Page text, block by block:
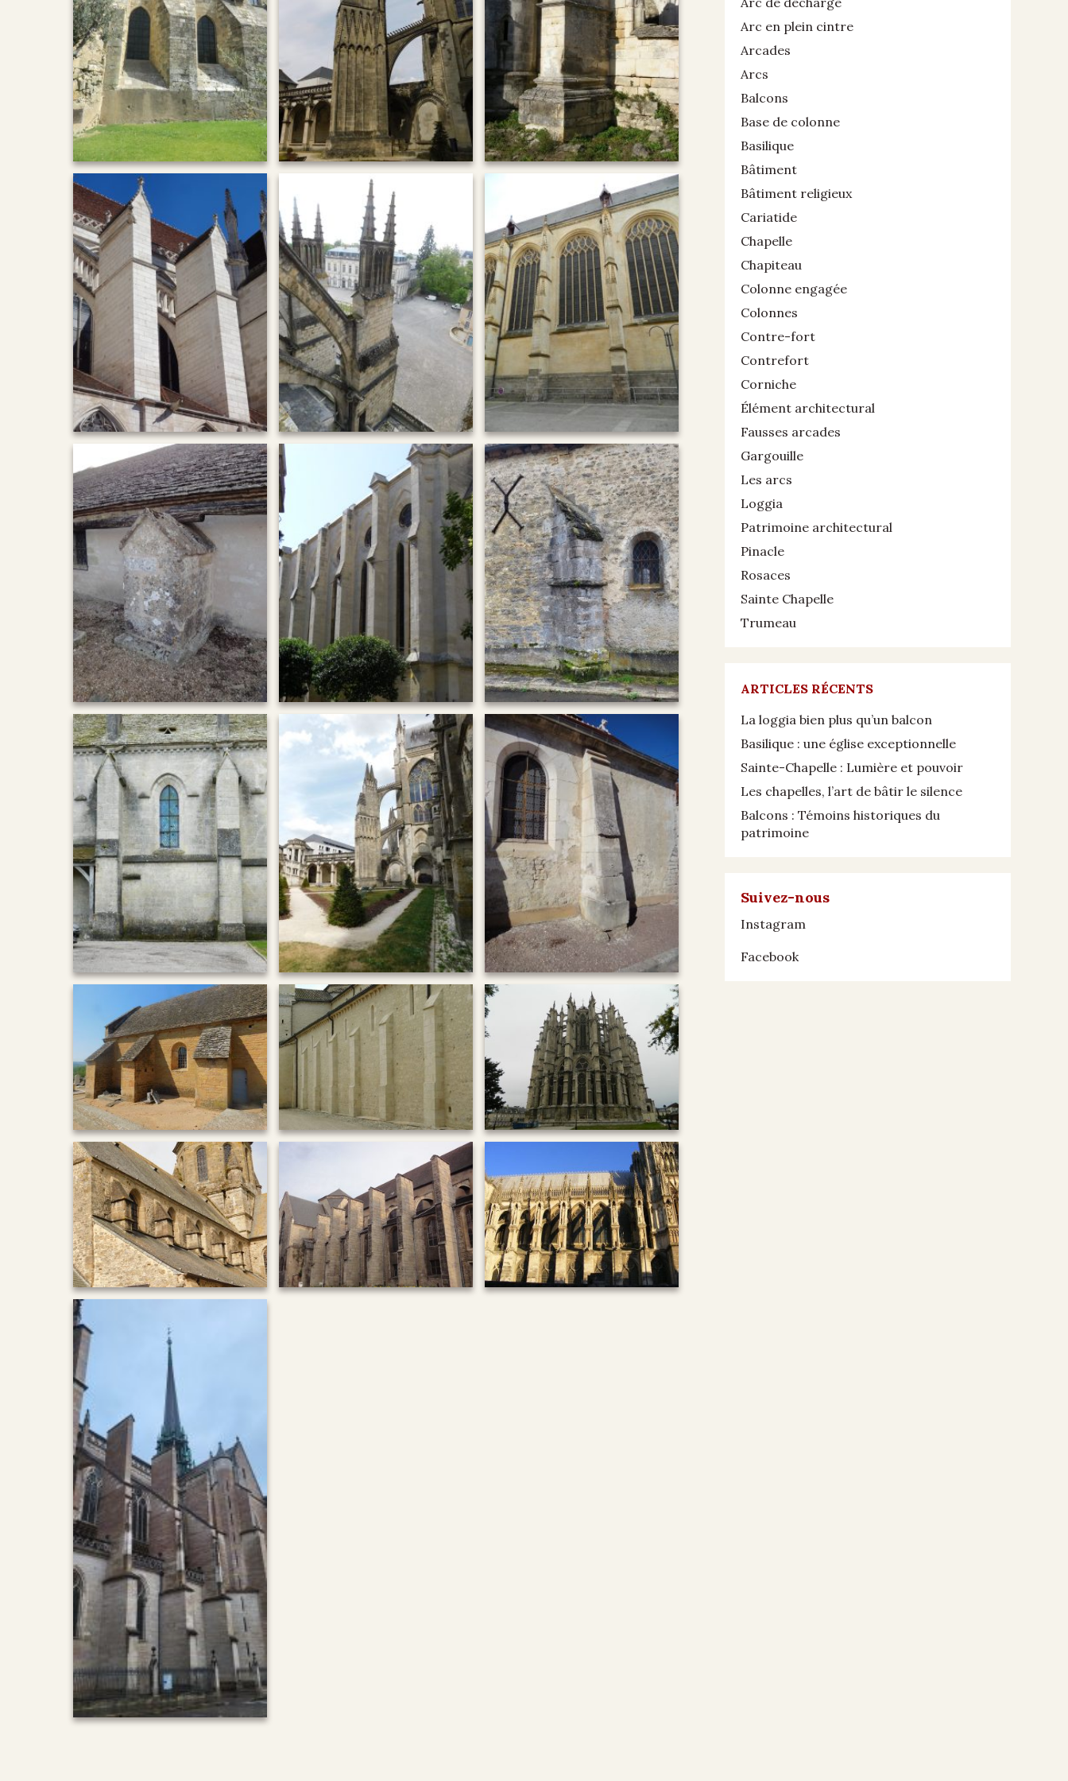
Arc en plein cintre
Arcades
Arcs
Balcons
Base de colonne
Basilique
Bâtiment
Bâtiment religieux
Cariatide
Chapelle
Chapiteau
Colonne engagée
Colonnes
Contre-fort
Contrefort
Corniche
Élément architectural
Fausses arcades
Gargouille
Les arcs
Loggia
Patrimoine architectural
Pinacle
Rosaces
Sainte Chapelle
Trumeau
ARTICLES RÉCENTS
La loggia bien plus qu’un balcon
Basilique : une église exceptionnelle
Sainte-Chapelle : Lumière et pouvoir
Les chapelles, l’art de bâtir le silence
Balcons : Témoins historiques du
patrimoine
Suivez-nous
Instagram
Facebook